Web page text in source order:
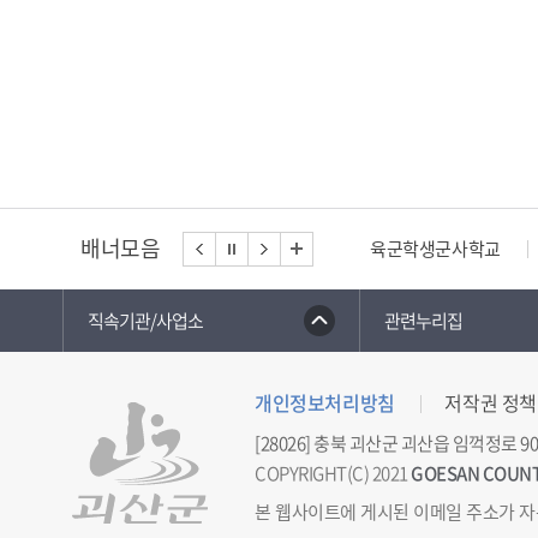
배너모음 육군학생군사학교
직속기관/사업소 관련누리집
개인정보처리방침 저작권 정책
[28026] 충북 괴산군 괴산읍 임꺽정로 90
COPYRIGHT(C) 2021GOESAN
본 웹사이트에 게시된 이메일 주소가